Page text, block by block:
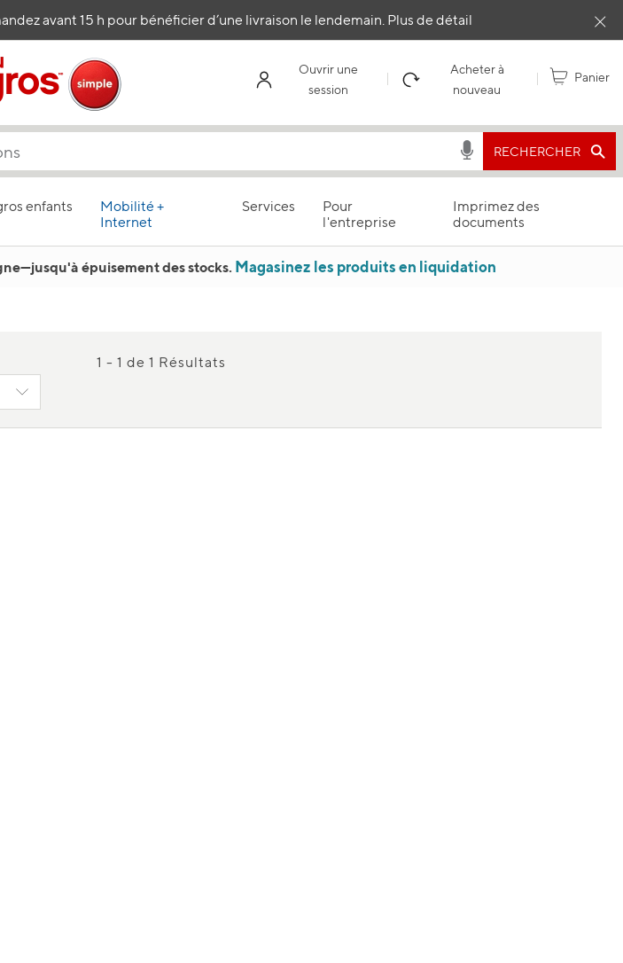
avant 15 h pour bénéficier d’une livraison le lendemain. Plus de détail
Ouvrir une
session
Acheter à
nouveau
Panier
RECHERCHER
enfants
Mobilité +
Internet
Services
Pour
l'entreprise
Imprimez des
documents
—jusqu'à épuisement des stocks. Magasinez les produits en liquidation
1 - 1 de 1 Résultats